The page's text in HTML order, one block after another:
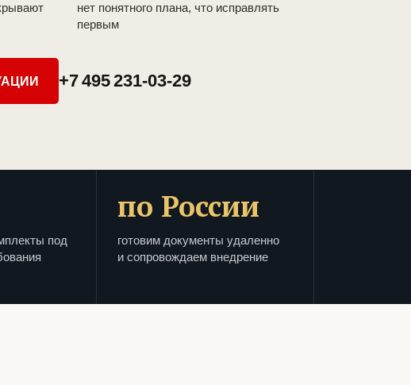
нет понятного плана, что исправлять
первым
+7 495 231-03-29
под
по России
готовим документы удаленно
и сопровождаем внедрение